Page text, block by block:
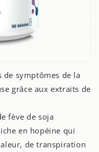
de symptômes de la
grâce aux extraits de
fève de soja
en hopéine qui
de transpiration